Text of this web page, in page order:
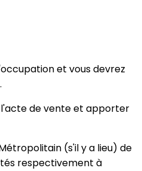
et vous devrez
l'acte de vente et apporter
(s'il y a lieu) de
respectivement à